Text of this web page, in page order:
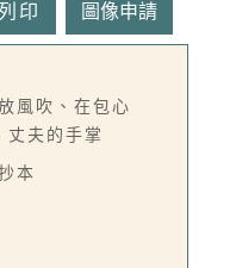
印
風吹、在包心
丈夫的手掌
本